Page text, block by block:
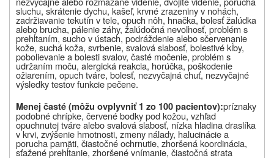
sluchu, skrátenie dychu, kašeľ, krvné zrazeniny v nohách,
zadržiavanie tekutín v tele, opuch nôh, hnačka, bolesť žalúdka
alebo brucha, pálenie záhy, žalúdočná nevoľnosť, problém s
prehĺtaním, sucho v ústach, podráždenie alebo sčervenanie
kože, suchá koža, svrbenie, svalová slabosť, bolestivé kĺby,
pobolievanie a bolesti svalov, časté močenie, problém s
udržaním moču, alergická reakcia, horúčka, poškodenie
ožiarením, opuch tváre, bolesť, nezvyčajná chuť, nezvyčajné
výsledky testov funkcie pečene.
Menej časté (môžu ovplyvniť 1 zo 100 pacientov):príznaky
podobné chrípke, červené bodky pod kožou, vzhľad
opuchnutej tváre alebo svalová slabosť, nízka hladina draslíka
v krvi, zvýšenie hmotnosti, zmeny nálady, halucinácie a
porucha pamäti, čiastočné ochrnutie, zhoršená koordinácia,
sťažené prehĺtanie, zhoršené vnímanie, čiastočná strata